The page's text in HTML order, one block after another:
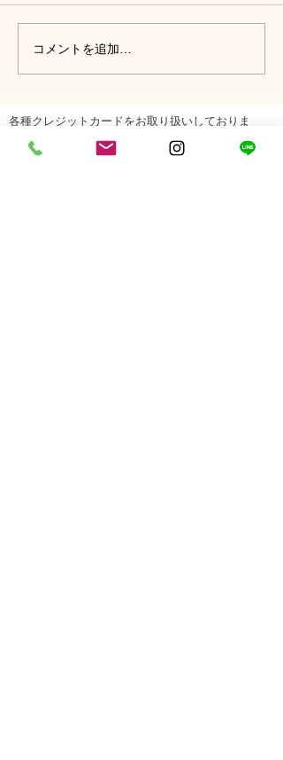
コメントを追加…
各種クレジットカードをお取り扱いしておりま